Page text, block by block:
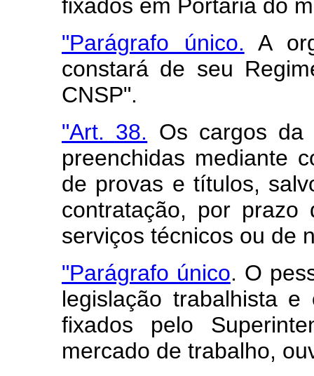
fixados em Portaria do
"Parágrafo único. A
constará de seu
CNSP".
"Art. 38. Os cargos da
preenchidas mediante
de provas e títulos,
contratação, por prazo
serviços técnicos ou de
"Parágrafo único. O
legislação trabalhista
fixados pelo
mercado de trabalho,